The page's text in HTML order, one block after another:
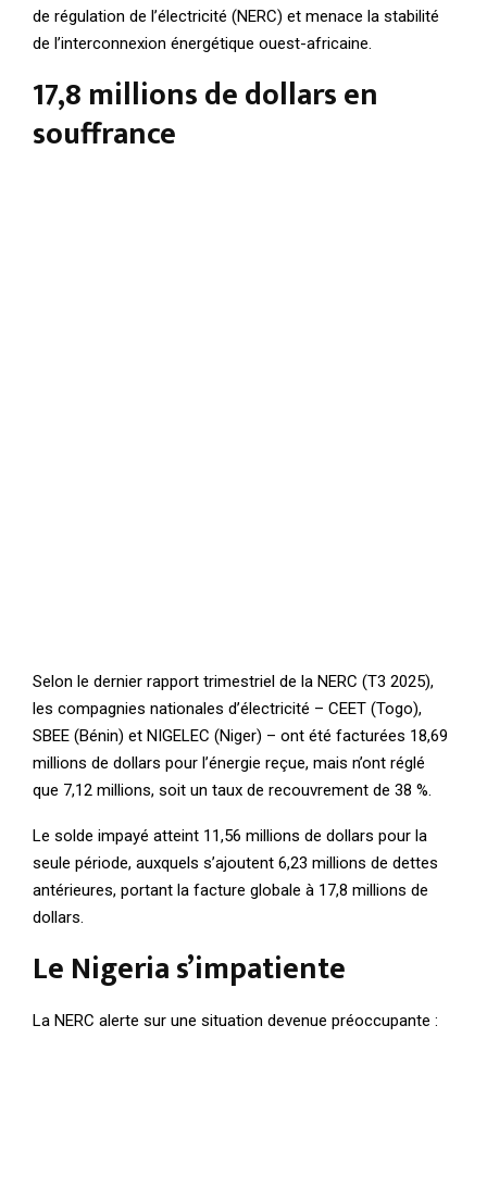
de régulation de l’électricité (NERC) et menace la stabilité
de l’interconnexion énergétique ouest-africaine.
17,8 millions de dollars en
souffrance
Selon le dernier rapport trimestriel de la NERC (T3 2025),
les compagnies nationales d’électricité – CEET (Togo),
SBEE (Bénin) et NIGELEC (Niger) – ont été facturées 18,69
millions de dollars pour l’énergie reçue, mais n’ont réglé
que 7,12 millions, soit un taux de recouvrement de 38 %.
Le solde impayé atteint 11,56 millions de dollars pour la
seule période, auxquels s’ajoutent 6,23 millions de dettes
antérieures, portant la facture globale à 17,8 millions de
dollars.
Le Nigeria s’impatiente
La NERC alerte sur une situation devenue préoccupante :